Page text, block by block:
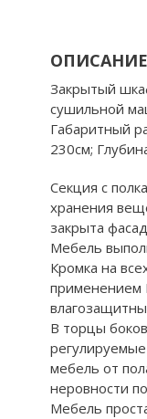
ОПИСАНИЕ
Закрытый
сушильной
Габаритный
230см;
Секция с
хранения
закрыта
Мебель
Кромка на
применением
В торцы
мебель от
неровности
Мебель